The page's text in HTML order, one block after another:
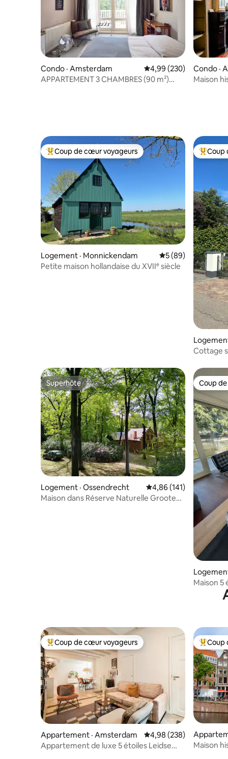
Condo · Amsterdam Note moyenne de 4,99
4,99 (230)
APPARTEMENT 3 CHAMBRES (90 m²)
Condo ·
Maison
Coup de cœur voyageurs parmi les plus aimés
Coup de cœur voyageurs
Logement · Monnickendam Note moyenne de
5 (89)
Petite maison hollandaise du XVIIᵉ siècle
Coup
Coup
Cottage
Superhôte
Superhôte
Logement · Ossendrecht Note moyenne de
4,86 (141)
Maison dans Réserve Naturelle Groote
Coup
Coup
en
Maison 5
Coup de cœur voyageurs parmi les plus aimés
Coup de cœur voyageurs
Appartement · Amsterdam Note moyenne de 4,98
4,98 (238)
Appartement de luxe 5 étoiles Leidse
Coup
Coup
Maison